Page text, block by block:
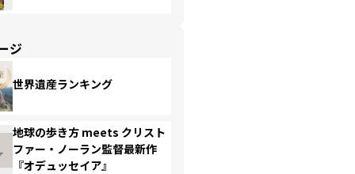
ジ
世界遺産ランキング
地球の歩き方 meets クリスト
ファー・ノーラン監督最新作
『オデュッセイア』